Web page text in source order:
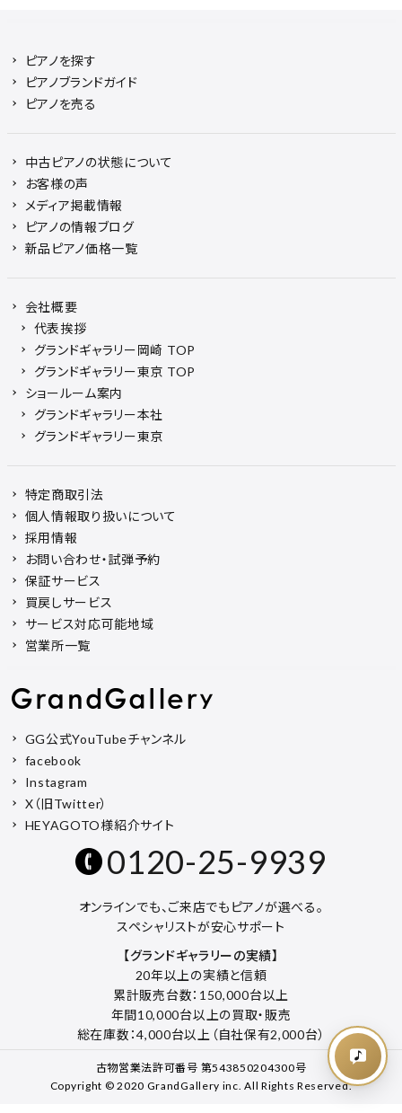
ピアノを探す
ピアノブランドガイド
ピアノを売る
中古ピアノの状態について
お客様の声
メディア掲載情報
ピアノの情報ブログ
新品ピアノ価格一覧
会社概要
代表挨拶
グランドギャラリー岡崎 TOP
グランドギャラリー東京 TOP
ショールーム案内
グランドギャラリー本社
グランドギャラリー東京
特定商取引法
個人情報取り扱いについて
採用情報
お問い合わせ・試弾予約
保証サービス
買戻しサービス
サービス対応可能地域
営業所一覧
GG公式YouTubeチャンネル
facebook
Instagram
X（旧Twitter）
HEYAGOTO様紹介サイト
0120-25-9939
オンラインでも、ご来店でもピアノが選べる。
スペシャリストが安心サポート
【グランドギャラリーの実績】
20年以上の実績と信頼
累計販売台数：150,000台以上
年間10,000台以上の買取・販売
総在庫数：4,000台以上（自社保有2,000台）
古物営業法許可番号 第543850204300号
Copyright © 2020 GrandGallery inc. All Rights Reserved.